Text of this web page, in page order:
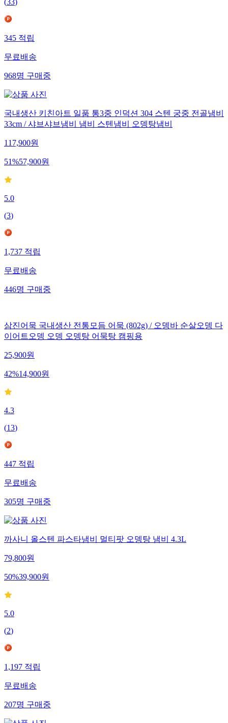
(33)
345적립
무료배송
968명구매중
국내생산 키친아트 일품 통3중 인덕션 304 스텐 궁중 전골냄비
33cm / 샤브샤브냄비 냄비 스텐냄비 오뎅탕냄비
117,900원
51%57,900원
5.0
(3)
1,737적립
무료배송
446명구매중
삼진어묵 국내생산 전통모듬 어묵 (802g) / 오뎅바 순살오뎅 다
이어트오뎅 오뎅 오뎅탕 어묵탕 캠핑용
25,900원
42%14,900원
4.3
(13)
447적립
무료배송
305명구매중
까사니 올스텐 파스타냄비 멀티팟 오뎅탕 냄비 4.3L
79,800원
50%39,900원
5.0
(2)
1,197적립
무료배송
207명구매중